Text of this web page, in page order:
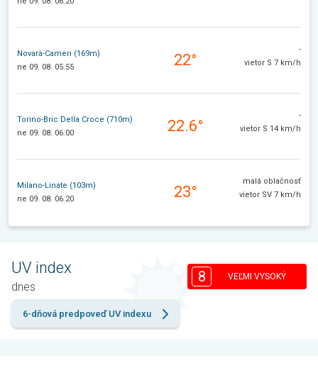
Novara-Cameri (169m)
ne 09. 08. 05:55
22°
-
vietor S 7 km/h
Torino-Bric Della Croce (710m)
ne 09. 08. 06:00
22.6°
-
vietor S 14 km/h
Milano-Linate (103m)
ne 09. 08. 06:20
23°
malá oblačnosť
vietor SV 7 km/h
UV index
dnes
8 VEĽMI VYSOKÝ
6-dňová predpoveď UV indexu